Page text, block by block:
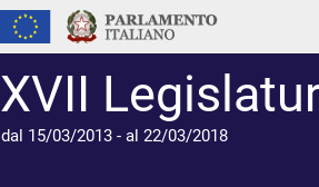
XVII
dal 15/03/2013 - al 22/03/2018